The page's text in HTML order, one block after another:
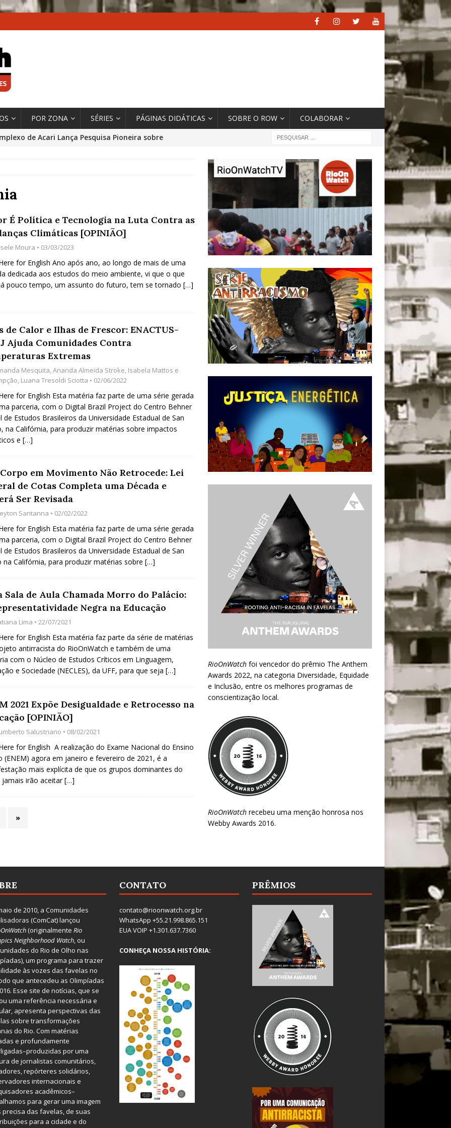
POR ZONA SÉRIES PÁGINAS DIDÁTICAS SOBRE O ROW COLABORAR
de Acari Lança Pesquisa Pioneira sobre
Fogo que Impulsionam a Mudança de que
Cidades
*DESTAQUE
Começou com uma Praça em Ramos [OPINIÃO]
Agroecológico com os Povos das Águas Reúne
e Inauguração da Feira da Praia do Remanso
Fluminenses, Cronicamente Abandonados,
Nova Via Mobilidade 10 Anos Após Rio2016
É Política e Tecnologia na Luta Contra as
Climáticas [OPINIÃO]
Moura • 03/03/2023
for English Ano após ano, ao longo de mais de uma
dedicada aos estudos do meio ambiente, vi que o que
pouco tempo, um assunto do futuro, tem se tornado […]
de Calor e Ilhas de Frescor: ENACTUS-
Ajuda Comunidades Contra
Extremas
Mesquita,Ananda Almeida Stroke, Isabela Mattos e
, Luana Tresoldi Sciotta • 02/06/2022
for English Esta matéria faz parte de uma série gerada
parceria, com o Digital Brazil Project do Centro Behner
de Estudos Brasileiros da Universidade Estadual de San
na Califórnia, para produzir matérias sobre impactos
e […]
em Movimento Não Retrocede: Lei
de Cotas Completa uma Década e
Ser Revisada
Santanna • 02/02/2022
for English Esta matéria faz parte de uma série gerada
parceria, com o Digital Brazil Project do Centro Behner
de Estudos Brasileiros da Universidade Estadual de San
na Califórnia, para produzir matérias sobre […]
Sala de Aula Chamada Morro do Palácio:
Negra na Educação
Lima • 22/07/2021
for English Esta matéria faz parte da série de matérias
antirracista do RioOnWatch e também de uma
com o Núcleo de Estudos Críticos em Linguagem,
e Sociedade (NECLES), da UFF, para que seja […]
2021 Expõe Desigualdade e Retrocesso na
[OPINIÃO]
Salustriano • 08/02/2021
for English A realização do Exame Nacional do Ensino
(ENEM) agora em janeiro e fevereiro de 2021, é a
mais explícita de que os grupos dominantes do
jamais irão aceitar[…]
»
RioOnWatchfoi vencedor do prêmio The Anthem
Awards 2022, na categoria Diversidade, Equidade
e Inclusão, entre os melhores programas de
conscientização local.
RioOnWatchrecebeu uma menção honrosa nos
Webby Awards 2016.
de 2010, a Comunidades
(ComCat) lançou
(originalmente Rio
Neighborhood Watch, ou
do Rio de Olho nas
um programa para trazer
às vozes das favelas no
que antecedeu as Olimpíadas
Esse site de notícias, que se
uma referência necessária e
apresenta perspectivas das
sobre transformações
do Rio. Com matérias
e profundamente
por uma
de jornalistas comunitários,
repórteres solidários,
internacionais e
acadêmicos–
para gerar uma imagem
precisa das favelas, de suas
para a cidade e do
CONTATO
contato@rioonwatch.org.br
WhatsApp +55.21.998.865.151
EUA VOIP +1.301.637.7360
CONHEÇA NOSSA HISTÓRIA:
PRÊMIOS